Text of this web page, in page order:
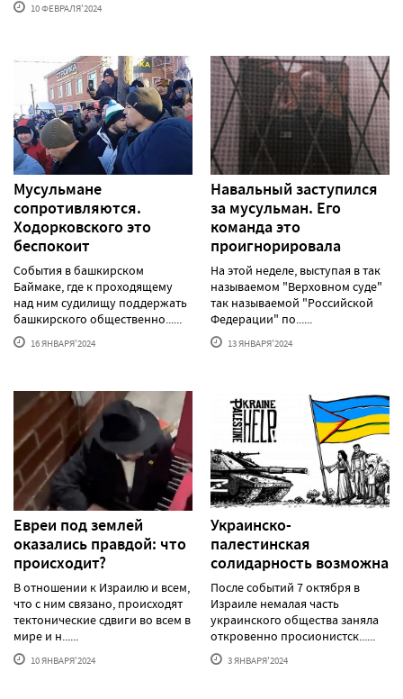
10 ФЕВРАЛЯ'2024
Мусульмане
сопротивляются.
Ходорковского это
беспокоит
События в башкирском
Баймаке, где к проходящему
над ним судилищу поддержать
башкирского общественно......
16 ЯНВАРЯ'2024
Навальный заступился
за мусульман. Его
команда это
проигнорировала
На этой неделе, выступая в так
называемом "Верховном суде"
так называемой "Российской
Федерации" по......
13 ЯНВАРЯ'2024
Евреи под землей
оказались правдой: что
происходит?
В отношении к Израилю и всем,
что с ним связано, происходят
тектонические сдвиги во всем в
мире и н......
10 ЯНВАРЯ'2024
Украинско-
палестинская
солидарность возможна
После событий 7 октября в
Израиле немалая часть
украинского общества заняла
откровенно просионистск......
3 ЯНВАРЯ'2024